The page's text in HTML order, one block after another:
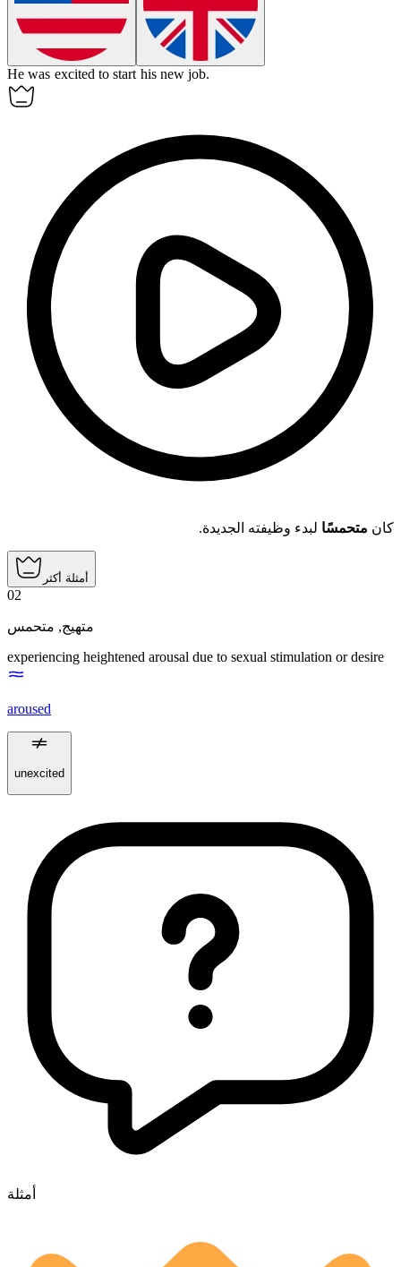
He was excited to start his new job.
كان متحمسًا لبدء وظيفته الجديدة.
أمثلة أكثر
02
متهيج, متحمس
experiencing heightened arousal due to sexual stimulation or desire
aroused
unexcited
أمثلة